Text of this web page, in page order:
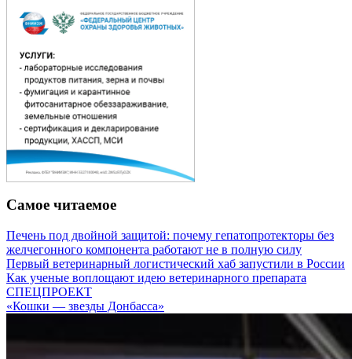
Самое читаемое
Печень под двойной защитой: почему гепатопротекторы без
желчегонного компонента работают не в полную силу
Первый ветеринарный логистический хаб запустили в России
Как ученые воплощают идею ветеринарного препарата
СПЕЦПРОЕКТ
«Кошки — звезды Донбасса»